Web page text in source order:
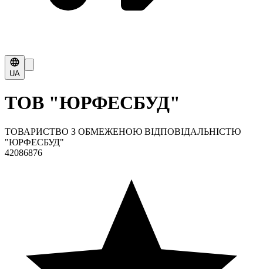
UA
ТОВ "ЮРФЕСБУД"
ТОВАРИСТВО З ОБМЕЖЕНОЮ ВІДПОВІДАЛЬНІСТЮ
"ЮРФЕСБУД"
42086876